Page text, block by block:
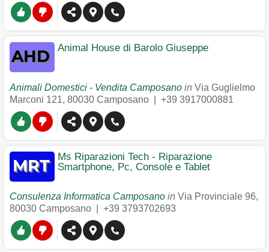
Animal House di Barolo Giuseppe
Animali Domestici - Vendita Camposano in Via Guglielmo
Marconi 121, 80030 Camposano +39 3917000881
Ms Riparazioni Tech - Riparazione
Smartphone, Pc, Console e Tablet
Consulenza Informatica Camposano in Via Provinciale 96,
80030 Camposano +39 3793702693